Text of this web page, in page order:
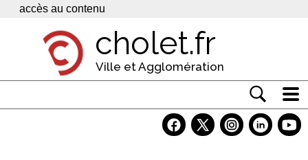
Panneau de gestion des cookies
accès au contenu
cholet.fr
Ville et Agglomération